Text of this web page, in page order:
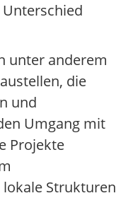
unter anderem
die
und
Umgang mit
Projekte
Strukturen